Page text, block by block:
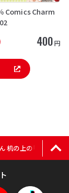
Comics Charm
400 円
机の上の「クレヨンし